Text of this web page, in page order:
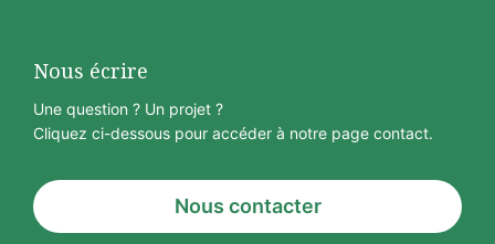
Nous écrire
Une question ? Un projet ?
Cliquez ci-dessous pour accéder à notre page contact.
Nous contacter